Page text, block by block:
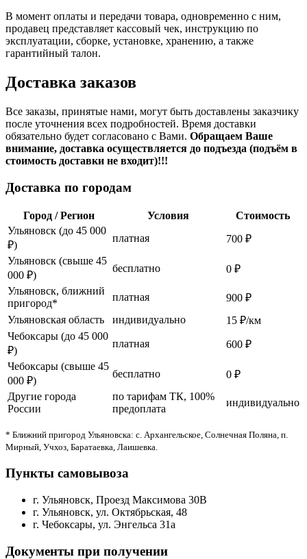
В момент оплаты и передачи товара, одновременно с ним,
продавец представляет кассовый чек, инструкцию по
эксплуатации, сборке, установке, хранению, а также
гарантийный талон.
Доставка заказов
Все заказы, принятые нами, могут быть доставлены заказчику
после уточнения всех подробностей. Время доставки
обязательно будет согласовано с Вами. Обращаем Ваше
внимание, доставка осуществляется до подъезда (подъём в
стоимость доставки не входит)!!!
Доставка по городам
Город / Регион Условия
Стоимость
Ульяновск (до 45 000
₽)
платная
700 ₽
Ульяновск (свыше 45
000 ₽)
бесплатно
0 ₽
Ульяновск, ближний
пригород*
платная
900 ₽
Ульяновская область
индивидуально
15 ₽/км
Чебоксары (до 45 000
₽)
платная
600 ₽
Чебоксары (свыше 45
000 ₽)
бесплатно
0 ₽
Другие города
России
по тарифам ТК, 100%
предоплата
индивидуально
* Ближний пригород Ульяновска: с. Архангельское, Солнечная Поляна, п.
Мирный, Учхоз, Баратаевка, Лаишевка.
Пункты самовывоза
г. Ульяновск, Проезд Максимова 30В
г. Ульяновск, ул. Октябрьская, 48
г. Чебоксары, ул. Энгельса 31а
Документы при получении